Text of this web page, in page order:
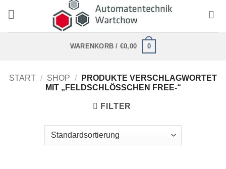
springen
WARENKORB / €0,00 0
START / SHOP /
PRODUKTE VERSCHLAGWORTET
MIT „FELDSCHLÖSSCHEN FREE-“
FILTER